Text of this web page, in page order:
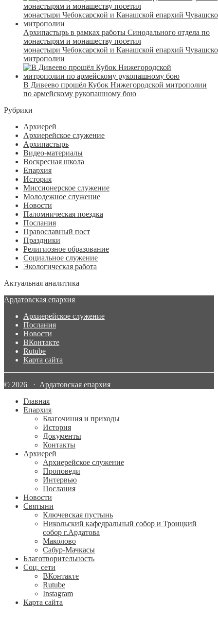
Архипастырь в рамках работы Синодального отдела по
монастырям и монашеству посетил
монастыри Чебоксарской и Канашской епархий
митрополии
В Дивеево прошёл Кубок Нижегородской митрополии
по армейскому рукопашному бою
Рубрики
Архиерей
Архиерейское служение
Архипастырь
Видео-материалы
Воскресная школа
Епархия
История
Миссионерское служение
Молодежное служение
Новости
Паломническая поездка
Послания
Православный пост
Праздники
Религиозное образование
Социальное служение
Экологическая работа
Актуальная аналитика
Ардатовская епархия
Архиерейское служение
Послания
Новости
ВКонтакте
Rutube
Карта сайта
© 2026 · Ардатовская епархия
Главная
Епархия
Благочиния и приходы
История
Документы
Контакты
Архиерей
Архиерейское служение
Проповеди
Интервью
Послания
Новости
Святыни
Ключевская пустынь
Никольский кафедральный собор и Троицкий
собор г.Ардатова
Маколово
Сабур-Мачкасы
Благотворительность
Соц. сети
ВКонтакте
Rutube
Instagram
Карта сайта